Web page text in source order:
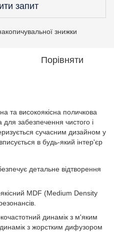
запит
знижки
Порівняти
та високоякісна поличкова
забезпечення чистого і
сучасним дизайном у
в будь-який інтер'єр
детальне відтворення
MDF (Medium Density
динамік з м'яким
з жорстким дифузором